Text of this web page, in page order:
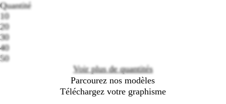
Quantité
10
20
30
40
50
Voir plus de quantités
Parcourez nos modèles
Téléchargez votre graphisme